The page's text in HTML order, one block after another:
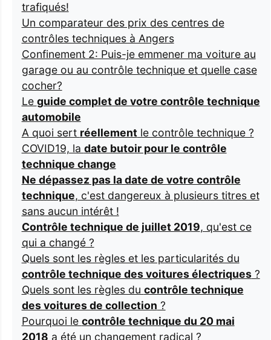
trafiqués!
Un comparateur des prix des centres de
contrôles techniques à Angers
Confinement 2: Puis-je emmener ma voiture au
garage ou au contrôle technique et quelle case
cocher?
Le guide complet de votre contrôle technique
automobile
A quoi sert réellementle contrôle technique ?
COVID19, la date butoir pour le contrôle
technique change
Ne dépassez pas la date de votre contrôle
technique, c'est dangereux à plusieurs titres et
sans aucun intérêt !
Contrôle technique de juillet 2019, qu'est ce
qui a changé ?
Quels sont les règles et les particularités du
contrôle technique des voitures électriques?
Quels sont les règles du contrôle technique
des voitures de collection ?
Pourquoi le contrôle technique du 20 mai
2018 a été un changement radical ?